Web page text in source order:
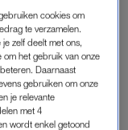
LEES OOK
Indrukwekkend
weer eens mee
boormachine
je spontaan het
cookies om
te verzamelen.
zelf deelt met ons,
om het gebruik van onze
Daarnaast
gebruiken om onze
je relevante
met 4
wordt enkel getoond